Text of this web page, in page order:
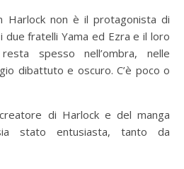
Harlock non è il protagonista di
fratelli Yama ed Ezra e il loro
spesso nell’ombra, nelle
dibattuto e oscuro. C’è poco o
di Harlock e del manga
stato entusiasta, tanto da